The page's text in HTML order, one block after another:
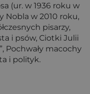
(ur. w 1936 roku w
Nobla w 2010 roku,
pisarzy,
i psów, Ciotki Julii
Pochwały macochy
i polityk.